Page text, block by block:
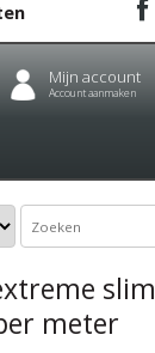
Mijn account
Account aanmaken
slim
meter